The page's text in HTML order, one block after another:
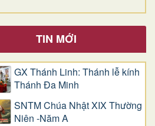
TIN MỚI
GX Thánh Linh: Thánh lễ kính
Thánh Đa Minh
SNTM Chúa Nhật XIX Thường
Niên -Năm A